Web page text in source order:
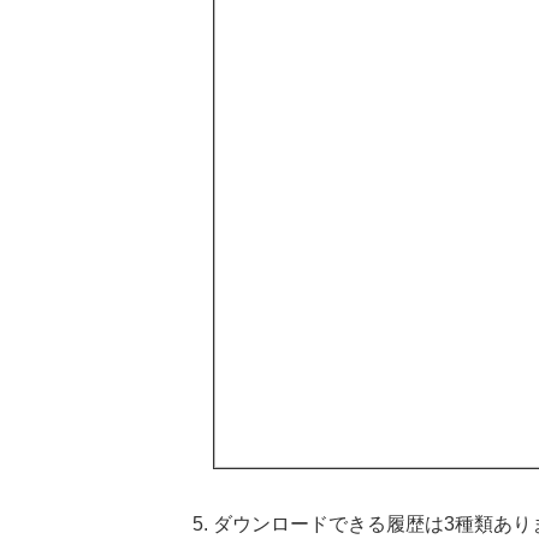
ダウンロードできる履歴は3種類あり